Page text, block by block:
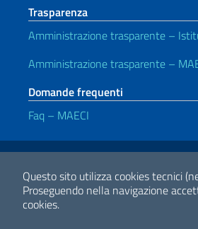
Questo sito utilizza cookies tecnici
Proseguendo nella navigazione
cookies.
Trasparenza
Amministrazione trasparente –
Amministrazione trasparente –
Domande frequenti
Faq – MAECI
Link Utili